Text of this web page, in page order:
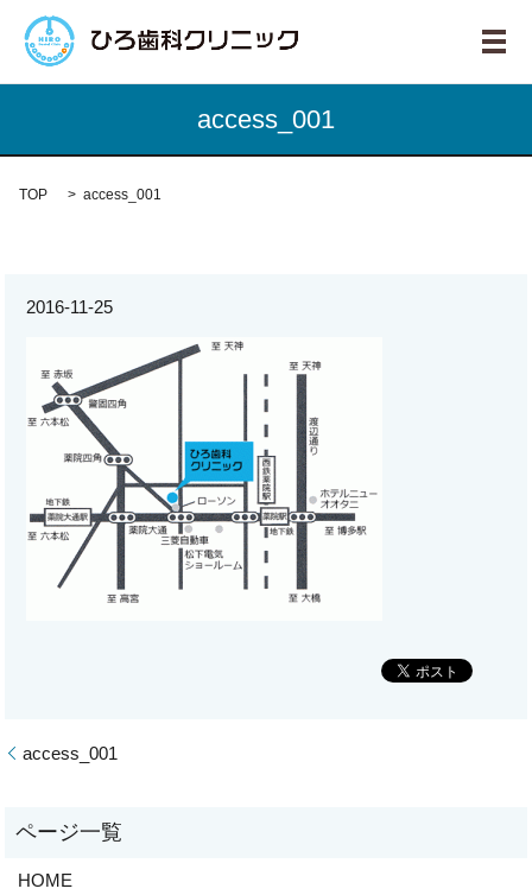
メ
access_001
TOP access_001
2016-11-25
access_001
HOME